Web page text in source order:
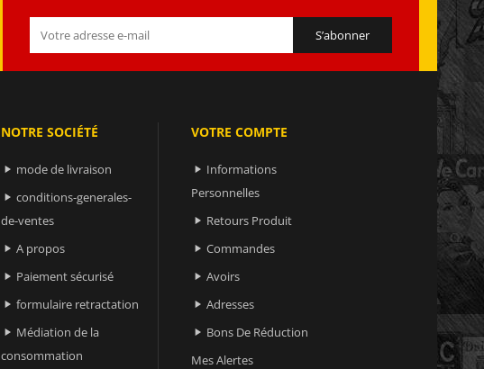
NOTRE SOCIÉTÉ
 mode de livraison
 conditions-generales-
de-ventes
 A propos
 Paiement sécurisé
 formulaire retractation
 Médiation de la
consommation
VOTRE COMPTE
 Informations
Personnelles
 Retours Produit
 Commandes
 Avoirs
 Adresses
 Bons De Réduction
Mes Alertes